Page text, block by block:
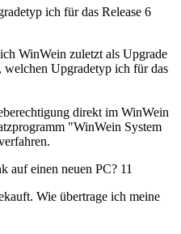
ich für das Release 6
WinWein zuletzt als Upgrade
welchen Upgradetyp ich für das
direkt im WinWein
"WinWein System
auf einen neuen PC? 11
Wie übertrage ich meine